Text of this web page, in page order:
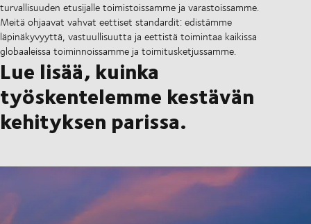
turvallisuuden etusijalle toimistoissamme ja varastoissamme.
Meitä ohjaavat vahvat eettiset standardit: edistämme
läpinäkyvyyttä, vastuullisuutta ja eettistä toimintaa kaikissa
globaaleissa toiminnoissamme ja toimitusketjussamme.
Lue lisää, kuinka
työskentelemme kestävän
kehityksen parissa.